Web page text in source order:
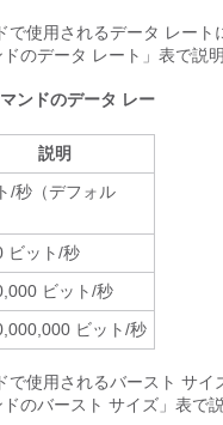
で使用されるデータ レート
ドのデータ レート」表で説
ンドのデータ レー
説明
/秒（デフォル
ビット/秒
ビット/秒
ビット/秒
で使用されるバースト サイ
ドのバースト サイズ」表で